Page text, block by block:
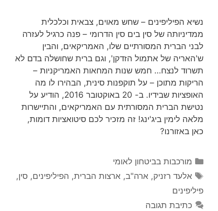
נשיא הפיליפינים – שחש מאוים, צבאית וכלכלית
ממדיניותה של סין בים סין הדרומי – פנה כרגיל לעזרה
לבני הברית המסורתיים שלו, האמריקאים, והבין
ש'האריה של אתמול הזדקן', וגם ברית שחושלה בדם לא
תשרוד לנצח… חמש שנות המחאות האמריקניות –
הריקות מתוכן – על תוקפנות סינית, הבהירו לו מה
האופציות שבידיו. ב- 20 באוקטובר 2016, הודיע על
נטישת הברית המסורתית עם האמריקאים, והתיישרות
מלאה לימין ביג'ינג! זה מזכיר לכם סיטואציות דומות,
כאן באזורנו?
קטגוריות
מורכבות בביטחון לאומי
תגיות
אלעד רזניק, ארה"ב, ארצות הברית, הפיליפינים,סין,
פיליפינים
כתיבת תגובה